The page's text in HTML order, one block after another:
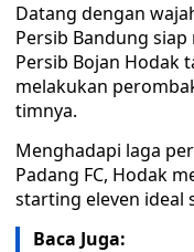
Datang dengan
Persib Bandung
Persib Bojan Hodak
melakukan
timnya.
Menghadapi laga
Padang FC, Hodak
starting eleven ideal
Baca Juga: